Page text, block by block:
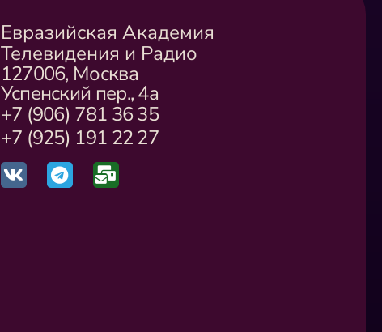
Евразийская Академия
Телевидения и Радио
127006, Москва
Успенский пер., 4а
+7 (906) 781 36 35
+7 (925) 191 22 27